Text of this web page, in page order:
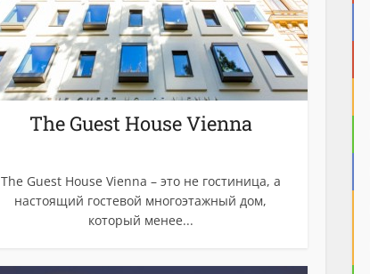
The Guest House Vienna
The Guest House Vienna – это не гостиница, а
настоящий гостевой многоэтажный дом,
который менее...